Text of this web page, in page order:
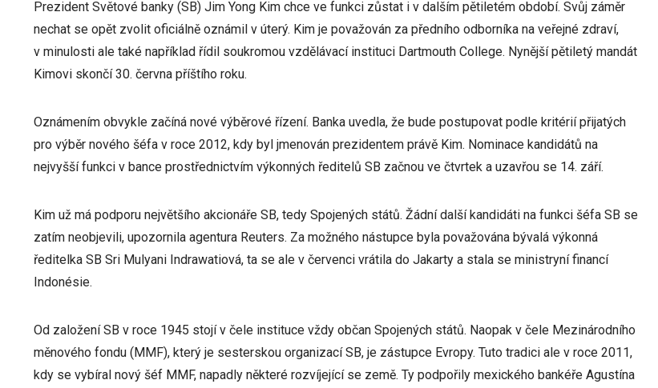
Prezident Světové banky (SB) Jim Yong Kim chce ve funkci zůstat i v dalším pětiletém období. Svůj záměr
nechat se opět zvolit oficiálně oznámil v úterý. Kim je považován za předního odborníka na veřejné zdraví,
v minulosti ale také například řídil soukromou vzdělávací instituci Dartmouth College. Nynější pětiletý mandát
Kimovi skončí 30. června příštího roku.
Oznámením obvykle začíná nové výběrové řízení. Banka uvedla, že bude postupovat podle kritérií přijatých
pro výběr nového šéfa v roce 2012, kdy byl jmenován prezidentem právě Kim. Nominace kandidátů na
nejvyšší funkci v bance prostřednictvím výkonných ředitelů SB začnou ve čtvrtek a uzavřou se 14. září.
Kim už má podporu největšího akcionáře SB, tedy Spojených států. Žádní další kandidáti na funkci šéfa SB se
zatím neobjevili, upozornila agentura Reuters. Za možného nástupce byla považována bývalá výkonná
ředitelka SB Sri Mulyani Indrawatiová, ta se ale v červenci vrátila do Jakarty a stala se ministryní financí
Indonésie.
Od založení SB v roce 1945 stojí v čele instituce vždy občan Spojených států. Naopak v čele Mezinárodního
měnového fondu (MMF), který je sesterskou organizací SB, je zástupce Evropy. Tuto tradici ale v roce 2011,
kdy se vybíral nový šéf MMF, napadly některé rozvíjející se země. Ty podpořily mexického bankéře Agustína